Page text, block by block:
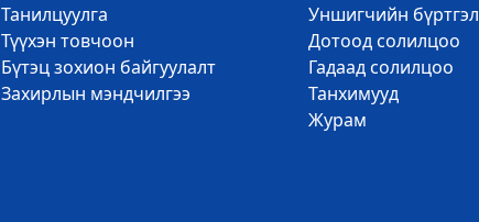
Танилцуулга
Түүхэн товчоон
Бүтэц зохион байгуулалт
Захирлын мэндчилгээ
Уншигчийн бүртгэл
Дотоод солилцоо
Гадаад солилцоо
Танхимууд
Журам